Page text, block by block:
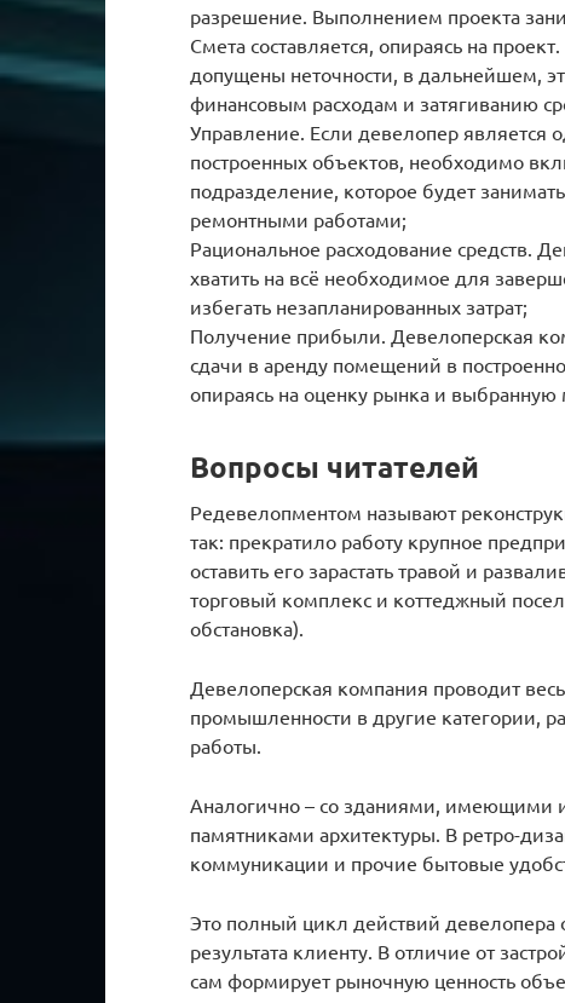
разрешение. Выполнением проекта
Смета составляется, опираясь на
допущены неточности, в дальнейшем,
финансовым расходам и затягиванию
Управление. Если девелопер
построенных объектов, необходимо
подразделение, которое будет
ремонтными работами;
Рациональное расходование средств.
хватить на всё необходимое для
избегать незапланированных затрат;
Получение прибыли. Девелоперская
сдачи в аренду помещений в
опираясь на оценку рынка и выбранную
Вопросы читателей
Редевелопментом называют
так: прекратило работу крупное
оставить его зарастать травой и
торговый комплекс и коттеджный
обстановка).
Девелоперская компания проводит
промышленности в другие категории,
работы.
Аналогично – со зданиями, имеющими
памятниками архитектуры. В ретро-
коммуникации и прочие бытовые
Это полный цикл действий девелопера
результата клиенту. В отличие от
сам формирует рыночную ценность